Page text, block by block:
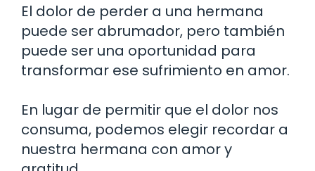
El dolor de perder a una hermana
puede ser abrumador, pero también
puede ser una oportunidad para
transformar ese sufrimiento en amor.
En lugar de permitir que el dolor nos
consuma, podemos elegir recordar a
nuestra hermana con amor y